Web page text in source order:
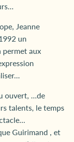
Jeanne
un
aux
ouvert, …de
talents, le temps
Guirimand , et